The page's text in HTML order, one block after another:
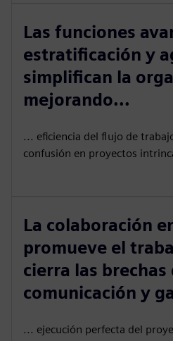
Las funciones
estratificación y
simplifican la
mejorando...
... eficiencia del flujo de
confusión en proyectos
La colaboración
promueve el
cierra las brechas
comunicación y
... ejecución perfecta del